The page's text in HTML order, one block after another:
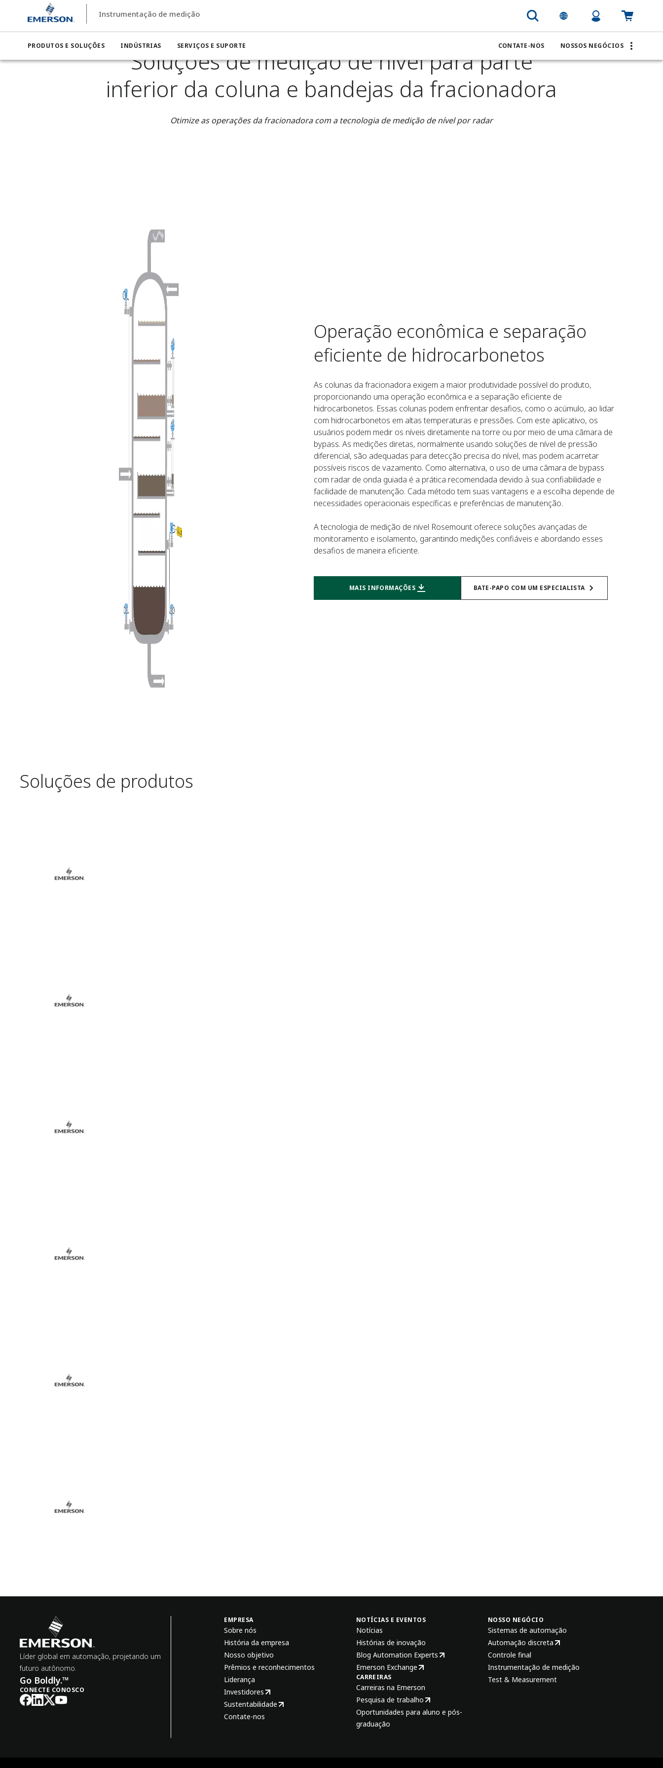
Instrumentação de medição
PRODUTOS E SOLUÇÕES INDÚSTRIAS SERVIÇOS E SUPORTE CONTATE-NOS NOSSOS NEGÓCIOS
Instrumentação de medição Soluções de medição de nível para parte inferior da coluna e bandejas da fracionadora
Soluções de medição de nível para parte
inferior da coluna e bandejas da fracionadora
Otimize as operações da fracionadora com a tecnologia de medição de nível por radar
Operação econômica e separação
eficiente de hidrocarbonetos
As colunas da fracionadora exigem a maior produtividade possível do produto,
proporcionando uma operação econômica e a separação eficiente de
hidrocarbonetos. Essas colunas podem enfrentar desafios, como o acúmulo, ao lidar
com hidrocarbonetos em altas temperaturas e pressões. Com este aplicativo, os
usuários podem medir os níveis diretamente na torre ou por meio de uma câmara de
bypass. As medições diretas, normalmente usando soluções de nível de pressão
diferencial, são adequadas para detecção precisa do nível, mas podem acarretar
possíveis riscos de vazamento. Como alternativa, o uso de uma câmara de bypass
com radar de onda guiada é a prática recomendada devido à sua confiabilidade e
facilidade de manutenção. Cada método tem suas vantagens e a escolha depende de
necessidades operacionais específicas e preferências de manutenção.
A tecnologia de medição de nível Rosemount oferece soluções avançadas de
monitoramento e isolamento, garantindo medições confiáveis e abordando esses
desafios de maneira eficiente.
MAIS INFORMAÇÕES BATE-PAPO COM UM ESPECIALISTA
Soluções de produtos
Líder global em automação, projetando um
futuro autônomo.
Go Boldly.™
CONECTE CONOSCO
EMPRESA
Sobre nós
História da empresa
Nosso objetivo
Prêmios e reconhecimentos
Liderança
Investidores
Sustentabilidade
Contate-nos
NOTÍCIAS E EVENTOS
Notícias
Histórias de inovação
Blog Automation Experts
Emerson Exchange
CARREIRAS
Carreiras na Emerson
Pesquisa de trabalho
Oportunidades para aluno e pós-
graduação
NOSSO NEGÓCIO
Sistemas de automação
Automação discreta
Controle final
Instrumentação de medição
Test & Measurement